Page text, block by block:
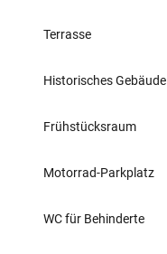
Terrasse
Historisches Gebäude
Frühstücksraum
Motorrad-Parkplatz
WC für Behinderte